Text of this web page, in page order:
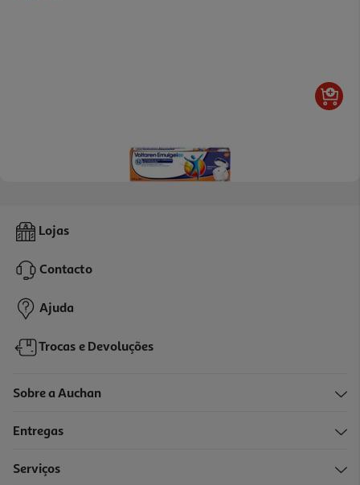
Gel Voltaren Emulgelex 23.2mg/g 100g
17,59 €
Lojas
Contacto
Ajuda
Trocas e Devoluções
Sobre a Auchan
Entregas
Serviços